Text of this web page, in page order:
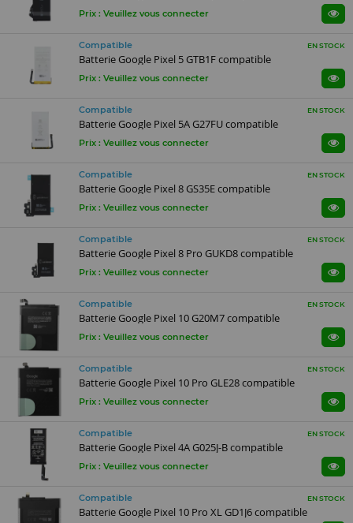
Prix : Veuillez vous connecter
Compatible EN STOCK
Batterie Google Pixel 5 GTB1F compatible
Prix : Veuillez vous connecter
Compatible EN STOCK
Batterie Google Pixel 5A G27FU compatible
Prix : Veuillez vous connecter
Compatible EN STOCK
Batterie Google Pixel 8 GS35E compatible
Prix : Veuillez vous connecter
Compatible EN STOCK
Batterie Google Pixel 8 Pro GUKD8 compatible
Prix : Veuillez vous connecter
Compatible EN STOCK
Batterie Google Pixel 10 G20M7 compatible
Prix : Veuillez vous connecter
Compatible EN STOCK
Batterie Google Pixel 10 Pro GLE28 compatible
Prix : Veuillez vous connecter
Compatible EN STOCK
Batterie Google Pixel 4A G025J-B compatible
Prix : Veuillez vous connecter
Compatible EN STOCK
Batterie Google Pixel 10 Pro XL GD1J6 compatible